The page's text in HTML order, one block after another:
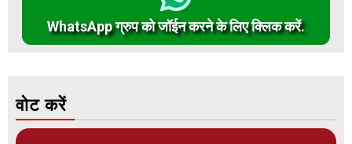
WhatsApp ग्रुप को जॉईन करने के लिए क्लिक करें.
वोट करें